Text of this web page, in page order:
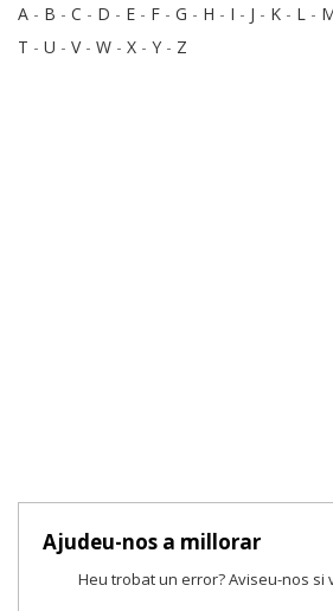
A - B - C - D - E - F - G - H - I - J - K - L -
T - U - V- W - X - Y - Z
Ajudeu-nos a millorar
Heu trobat un error? Aviseu-nos si